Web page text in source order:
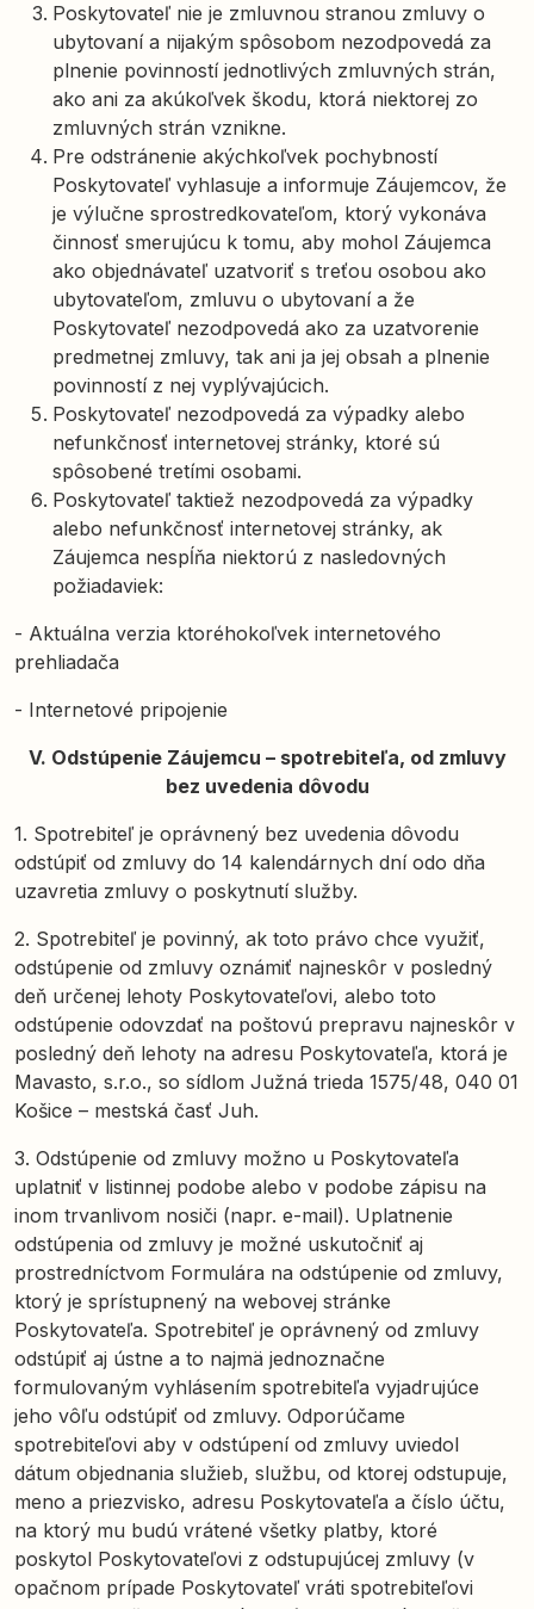
Poskytovateľ nie je zmluvnou stranou zmluvy o
ubytovaní a nijakým spôsobom nezodpovedá za
plnenie povinností jednotlivých zmluvných strán,
ako ani za akúkoľvek škodu, ktorá niektorej zo
zmluvných strán vznikne.
Pre odstránenie akýchkoľvek pochybností
Poskytovateľ vyhlasuje a informuje Záujemcov, že
je výlučne sprostredkovateľom, ktorý vykonáva
činnosť smerujúcu k tomu, aby mohol Záujemca
ako objednávateľ uzatvoriť s treťou osobou ako
ubytovateľom, zmluvu o ubytovaní a že
Poskytovateľ nezodpovedá ako za uzatvorenie
predmetnej zmluvy, tak ani ja jej obsah a plnenie
povinností z nej vyplývajúcich.
Poskytovateľ nezodpovedá za výpadky alebo
nefunkčnosť internetovej stránky, ktoré sú
spôsobené tretími osobami.
Poskytovateľ taktiež nezodpovedá za výpadky
alebo nefunkčnosť internetovej stránky, ak
Záujemca nespĺňa niektorú z nasledovných
požiadaviek:
- Aktuálna verzia ktoréhokoľvek internetového
prehliadača
- Internetové pripojenie
V. Odstúpenie Záujemcu – spotrebiteľa, od zmluvy
bez uvedenia dôvodu
1. Spotrebiteľ je oprávnený bez uvedenia dôvodu
odstúpiť od zmluvy do 14 kalendárnych dní odo dňa
uzavretia zmluvy o poskytnutí služby.
2. Spotrebiteľ je povinný, ak toto právo chce využiť,
odstúpenie od zmluvy oznámiť najneskôr v posledný
deň určenej lehoty Poskytovateľovi, alebo toto
odstúpenie odovzdať na poštovú prepravu najneskôr v
posledný deň lehoty na adresu Poskytovateľa, ktorá je
Mavasto, s.r.o., so sídlom Južná trieda 1575/48, 040 01
Košice – mestská časť Juh.
3. Odstúpenie od zmluvy možno u Poskytovateľa
uplatniť v listinnej podobe alebo v podobe zápisu na
inom trvanlivom nosiči (napr. e-mail). Uplatnenie
odstúpenia od zmluvy je možné uskutočniť aj
prostredníctvom Formulára na odstúpenie od zmluvy,
ktorý je sprístupnený na webovej stránke
Poskytovateľa. Spotrebiteľ je oprávnený od zmluvy
odstúpiť aj ústne a to najmä jednoznačne
formulovaným vyhlásením spotrebiteľa vyjadrujúce
jeho vôľu odstúpiť od zmluvy. Odporúčame
spotrebiteľovi aby v odstúpení od zmluvy uviedol
dátum objednania služieb, službu, od ktorej odstupuje,
meno a priezvisko, adresu Poskytovateľa a číslo účtu,
na ktorý mu budú vrátené všetky platby, ktoré
poskytol Poskytovateľovi z odstupujúcej zmluvy (v
opačnom prípade Poskytovateľ vráti spotrebiteľovi